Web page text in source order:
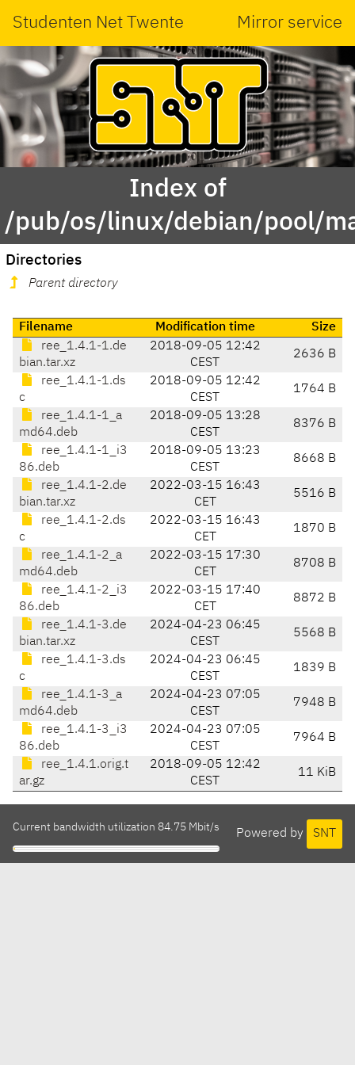
Studenten Net Twente Mirror service
Index of
/pub/os/linux/debian/pool/
Directories
Parent directory
Filename Modification time
Size
ree_1.4.1-1.de
bian.tar.xz
2018-09-05 12:42
CEST
2636 B
ree_1.4.1-1.ds
c
2018-09-05 12:42
CEST
1764 B
ree_1.4.1-1_a
md64.deb
2018-09-05 13:28
CEST
8376 B
ree_1.4.1-1_i3
86.deb
2018-09-05 13:23
CEST
8668 B
ree_1.4.1-2.de
bian.tar.xz
2022-03-15 16:43
CET
5516 B
ree_1.4.1-2.ds
c
2022-03-15 16:43
CET
1870 B
ree_1.4.1-2_a
md64.deb
2022-03-15 17:30
CET
8708 B
ree_1.4.1-2_i3
86.deb
2022-03-15 17:40
CET
8872 B
ree_1.4.1-3.de
bian.tar.xz
2024-04-23 06:45
CEST
5568 B
ree_1.4.1-3.ds
c
2024-04-23 06:45
CEST
1839 B
ree_1.4.1-3_a
md64.deb
2024-04-23 07:05
CEST
7948 B
ree_1.4.1-3_i3
86.deb
2024-04-23 07:05
CEST
7964 B
ree_1.4.1.orig.t
ar.gz
2018-09-05 12:42
CEST
11 KiB
Powered by SNT
Current bandwidth utilization 84.75 Mbit/s